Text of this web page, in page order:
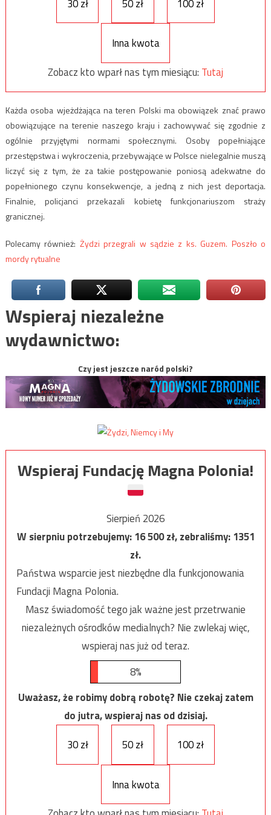
30 zł 50 zł 100 zł
Inna kwota
Zobacz kto wparł nas tym miesiącu: Tutaj
Każda osoba wjeżdżająca na teren Polski ma obowiązek znać prawo
obowiązujące na terenie naszego kraju i zachowywać się zgodnie z
ogólnie przyjętymi normami społecznymi. Osoby popełniające
przestępstwa i wykroczenia, przebywające w Polsce nielegalnie muszą
liczyć się z tym, że za takie postępowanie poniosą adekwatne do
popełnionego czynu konsekwencje, a jedną z nich jest deportacja.
Finalnie, policjanci przekazali kobietę funkcjonariuszom straży
granicznej.
Polecamy również: Żydzi przegrali w sądzie z ks. Guzem. Poszło o
mordy rytualne
Wspieraj niezależne
wydawnictwo:
Czy jest jeszcze naród polski?
Wspieraj Fundację Magna Polonia!
Sierpień 2026
W sierpniu potrzebujemy:16 500zł, zebraliśmy:1351
zł.
Państwa wsparcie jest niezbędne dla funkcjonowania
Fundacji Magna Polonia.
Masz świadomość tego jak ważne jest przetrwanie
niezależnych ośrodków medialnych? Nie zwlekaj więc,
wspieraj nas już od teraz.
8%
Uważasz, że robimy dobrą robotę? Nie czekaj zatem
do jutra, wspieraj nas od dzisiaj.
30 zł
50 zł 100 zł
Inna kwota